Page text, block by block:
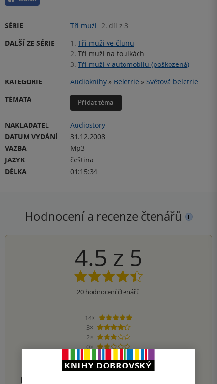
SÉRIE Tři muži 2. díl z 3
DALŠÍ ZE SÉRIE
1. Tři muži ve člunu
2. Tři muži na toulkách
3. Tři muži v automobilu (poškozená)
KATEGORIE
Audioknihy » Beletrie » Světová beletrie
TÉMATA
Přidat téma
NAKLADATEL
Audiostory
DATUM VYDÁNÍ
31.12.2008
VAZBA
Mp3
JAZYK
čeština
DÉLKA
01:15:34
Hodnocení a recenze čtenářů
4.5 z 5
20 hodnocení čtenářů
14×
5 hvězdiček
3×
4 hvězdičky
2×
3 hvězdičky
0×
2 hvězdičky
PŘIDEJTE SVÉ HODNOCENÍ PRODUKTU